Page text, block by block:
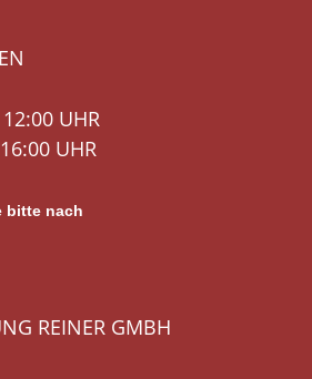
UHR
UHR
bitte nach
REINER GMBH